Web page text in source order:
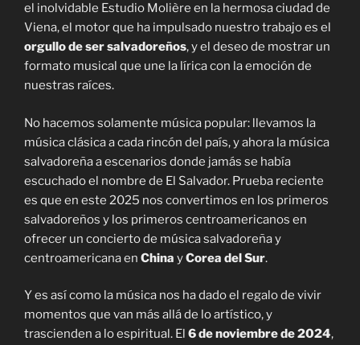
el inolvidable Estudio Molière en la hermosa ciudad de
Viena, el motor que ha impulsado nuestro trabajo es el
orgullo de ser salvadoreños, y el deseo de mostrar un
formato musical que une la lírica con la emoción de
nuestras raíces.
No hacemos solamente música popular: llevamos la
música clásica a cada rincón del país, y ahora la música
salvadoreña a escenarios donde jamás se había
escuchado el nombre de El Salvador. Prueba reciente
es que en este 2025 nos convertimos en los primeros
salvadoreños y los primeros centroamericanos en
ofrecer un concierto de música salvadoreña y
centroamericana en China yCorea del Sur.
Y es así como la música nos ha dado el regalo de vivir
momentos que van más allá de lo artístico, y
trascienden a lo espiritual. El 6 de noviembre de 2024,